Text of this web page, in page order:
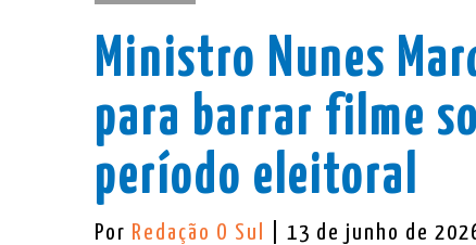
Ministro Nunes
para barrar filme
período eleitoral
Por Redação O Sul | 13 de junho de